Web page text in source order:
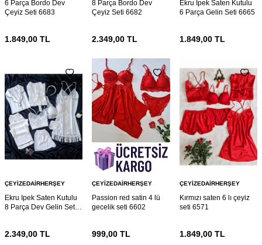
6 Parça Bordo Dev
Çeyiz Seti 6683
1.849,00 TL
8 Parça Bordo Dev
Çeyiz Seti 6682
2.349,00 TL
Ekru Ipek Saten Kutulu
6 Parça Gelin Seti 6665
1.849,00TL
ÇEYIZEDAIRHERŞEY
Ekru Ipek Saten Kutulu
8 Parça Dev Gelin Seti
2.349,00 TL
ÇEYIZEDAIRHERŞEY
Passion red satin 4 lü
gecelik seti 6602
999,00 TL
ÇEYIZEDAIRHERŞEY
Kırmızı saten 6 lı çeyiz
seti 6571
1.849,00TL